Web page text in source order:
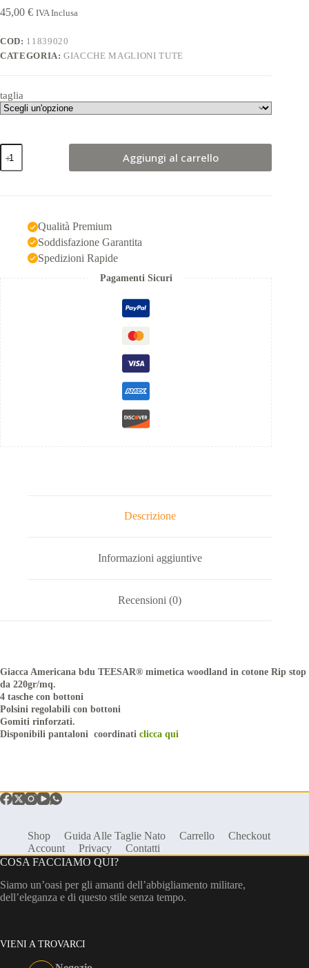
45,00 € IVA Inclusa
COD: 11839020
CATEGORIA:GIACCHE MAGLIONI TUTE
taglia
Giacca
mimetica
BDU
stop
quantità
Aggiungi al carrello
Qualità Premium
Soddisfazione Garantita
Spedizioni Rapide
Pagamenti Sicuri
Descrizione
Informazioni aggiuntive
Recensioni (0)
Giacca Americana bdu TEESAR® mimetica woodland in cotone Rip stop
da 220gr/mq.
4 tasche con bottoni
Polsini regolabili con bottoni
Gomiti rinforzati.
Disponibili pantaloni coordinati clicca qui
Shop Guida Alle Taglie Nato Carrello
Checkout
Account
Privacy
Contatti
COSA FACCIAMO QUI?
Siamo un’oasi per gli amanti dell’abbigliamento militare,
dell’eleganza e di questo stile senza tempo.
VIENI A TROVARCI